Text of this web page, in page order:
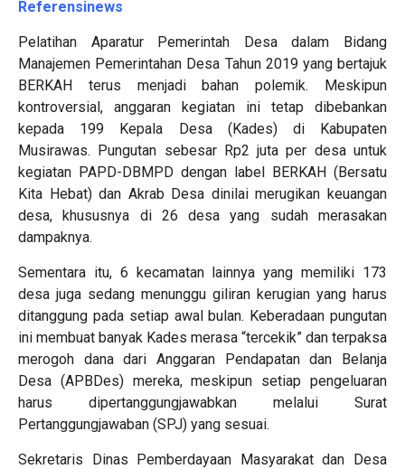
Referensinews
Pelatihan Aparatur Pemerintah Desa dalam Bidang
Manajemen Pemerintahan Desa Tahun 2019 yang bertajuk
BERKAH terus menjadi bahan polemik. Meskipun
kontroversial, anggaran kegiatan ini tetap dibebankan
kepada 199 Kepala Desa (Kades) di Kabupaten
Musirawas. Pungutan sebesar Rp2 juta per desa untuk
kegiatan PAPD-DBMPD dengan label BERKAH (Bersatu
Kita Hebat) dan Akrab Desa dinilai merugikan keuangan
desa, khususnya di 26 desa yang sudah merasakan
dampaknya.
Sementara itu, 6 kecamatan lainnya yang memiliki 173
desa juga sedang menunggu giliran kerugian yang harus
ditanggung pada setiap awal bulan. Keberadaan pungutan
ini membuat banyak Kades merasa “tercekik” dan terpaksa
merogoh dana dari Anggaran Pendapatan dan Belanja
Desa (APBDes) mereka, meskipun setiap pengeluaran
harus dipertanggungjawabkan melalui Surat
Pertanggungjawaban (SPJ) yang sesuai.
Sekretaris Dinas Pemberdayaan Masyarakat dan Desa